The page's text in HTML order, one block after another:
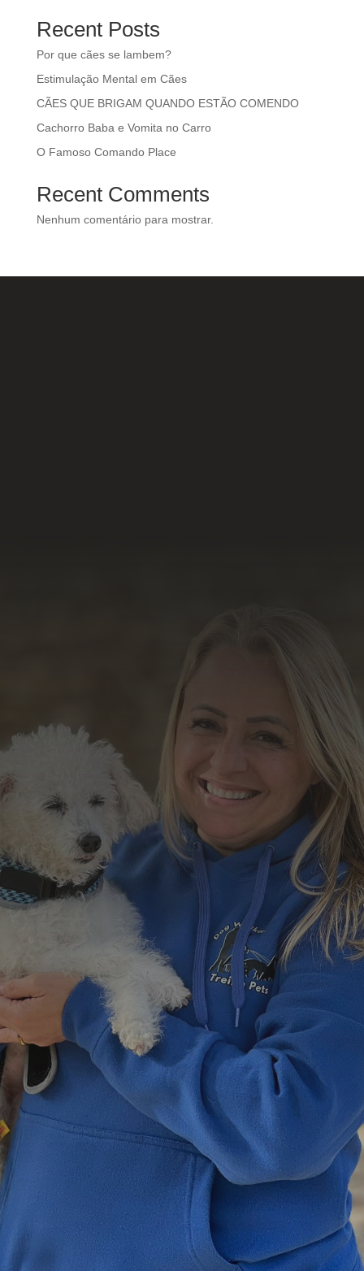
Recent Posts
Por que cães se lambem?
Estimulação Mental em Cães
CÃES QUE BRIGAM QUANDO ESTÃO COMENDO
Cachorro Baba e Vomita no Carro
O Famoso Comando Place
Recent Comments
Nenhum comentário para mostrar.
Formulário de Contato
5 + 12 = Enviar